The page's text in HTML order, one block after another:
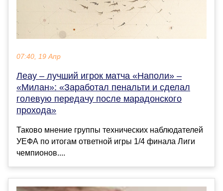
07:40, 19 Апр
Леау – лучший игрок матча «Наполи» –
«Милан»: «Заработал пенальти и сделал
голевую передачу после марадонского
прохода»
Таково мнение группы технических наблюдателей
УЕФА по итогам ответной игры 1/4 финала Лиги
чемпионов....